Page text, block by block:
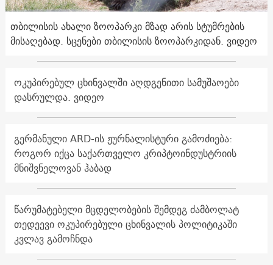
თბილისის ახალი ზოოპარკი მზად არის სტუმრების
მისაღებად. სცენები თბილისის ზოოპარკიდან. ვიდეო
ოკუპირებულ ცხინვალში აღდგენითი სამუშაოები
დასრულდა. ვიდეო
გერმანული ARD-ის ჟურნალისტური გამოძიება:
როგორ იქცა საქართველო კრიპტოინდუსტრიის
მნიშვნელოვან ჰაბად
წარუმატებელი მცდელობების შემდეგ ძამბოლატ
თედეევი ოკუპირებული ცხინვალის პოლიტიკაში
კვლავ გამოჩნდა